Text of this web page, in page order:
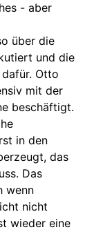
- aber
über die
und die
Otto
mit der
beschäftigt.
in den
das
Das
wenn
nicht
wieder eine